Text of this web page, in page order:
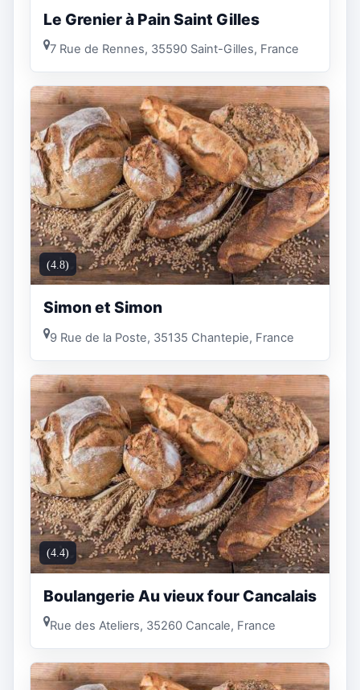
Le Grenier à Pain Saint Gilles
7 Rue de Rennes, 35590 Saint-Gilles, France
(4.8)
Simon et Simon
9 Rue de la Poste, 35135 Chantepie, France
(4.4)
Boulangerie Au vieux four Cancalais
Rue des Ateliers, 35260 Cancale, France